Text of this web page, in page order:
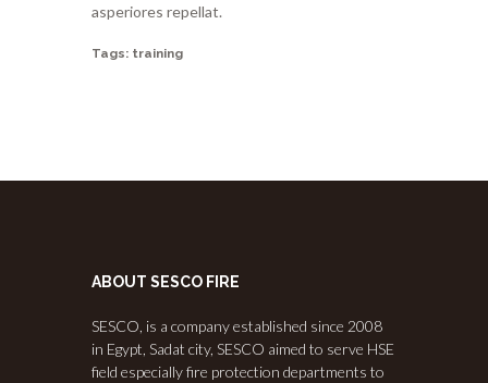
asperiores repellat.
Tags: training
ABOUT SESCO FIRE
SESCO, is a company established since 2008
in Egypt, Sadat city, SESCO aimed to serve HSE
field especially fire protection departments to